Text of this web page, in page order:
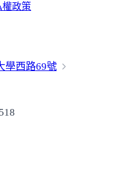
權政策
學西路69號